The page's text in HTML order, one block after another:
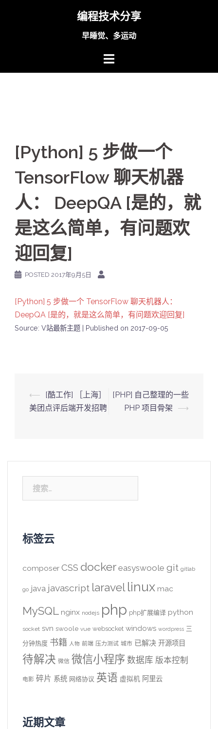
编程技术分享
早睡觉、多运动
[Python] 5 步做一个
TensorFlow 聊天机器
人： DeepQA [是的，就
是这么简单，有问题欢
迎回复]
POSTED 2017年9月5日
[Python] 5 步做一个 TensorFlow 聊天机器人：
DeepQA [是的，就是这么简单，有问题欢迎回复]
Source: V站最新主题 Published on 2017-09-05
Post
navigation
⟵
[酷工作] ［上海］
美团点评后端开发招聘
[PHP] 自己整理的一些
PHP 项目骨架
⟶
索：
标签云
composer CSS docker easyswoole git gitlab
go java javascript laravel linux mac
MySQL nginx nodejs php php扩展编译 python
socket svn swoole vue websocket windows wordpress 三
分钟热度 书籍 人物 前端 压力测试 城市 已解决 开源项目
待解决 微信 微信小程序 数据库 版本控制
电影 碎片 系统 网络协议 英语 虚拟机 阿里云
近期文章